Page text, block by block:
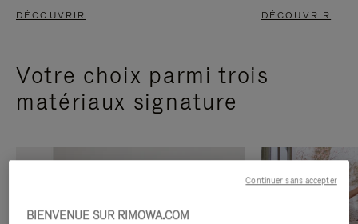
DÉCOUVRIR DÉCOUVRIR
Votre choix parmi trois
matériaux signature
BIENVENUE SUR RIMOWA.COM
Continuer sans accepter